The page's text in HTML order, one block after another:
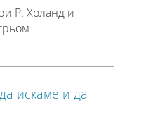
Р. Холанд и